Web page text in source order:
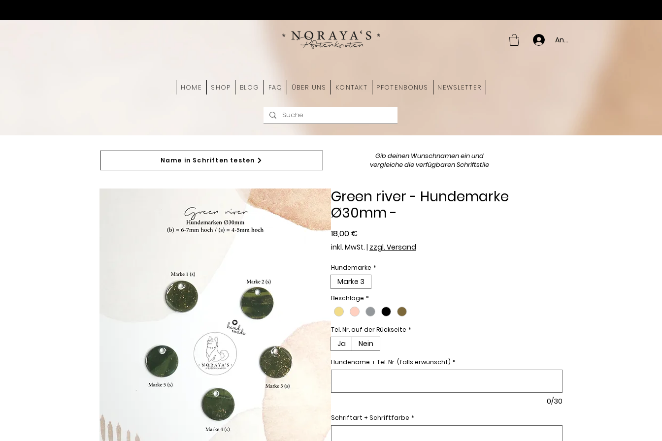
Anmelden
HOME SHOP BLOG FAQ ÜBER UNS KONTAKT PFOTENBONUS NEWSLETTER
Name in Schriften testen
Gib deinen Wunschnamen ein und
vergleiche die verfügbaren Schriftstile
Green river - Hundemarke
Ø30mm -
18,00 €
inkl. MwSt. | zzgl. Versand
Hundemarke *
Marke 3
Beschläge *
Tel. Nr. auf der Rückseite *
Ja Nein
Hundename + Tel. Nr. (falls erwünscht) *
0/30
Schriftart + Schriftfarbe *